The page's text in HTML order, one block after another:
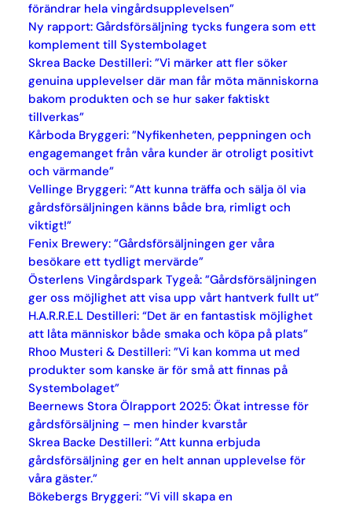
förändrar hela vingårdsupplevelsen”
Ny rapport: Gårdsförsäljning tycks fungera som ett
komplement till Systembolaget
Skrea Backe Destilleri: ”Vi märker att fler söker
genuina upplevelser där man får möta människorna
bakom produkten och se hur saker faktiskt
tillverkas”
Kårboda Bryggeri: ”Nyfikenheten, peppningen och
engagemanget från våra kunder är otroligt positivt
och värmande”
Vellinge Bryggeri: ”Att kunna träffa och sälja öl via
gårdsförsäljningen känns både bra, rimligt och
viktigt!”
Fenix Brewery: ”Gårdsförsäljningen ger våra
besökare ett tydligt mervärde”
Österlens Vingårdspark Tygeå: ”Gårdsförsäljningen
ger oss möjlighet att visa upp vårt hantverk fullt ut”
H.A.R.R.E.L Destilleri: “Det är en fantastisk möjlighet
att låta människor både smaka och köpa på plats”
Rhoo Musteri & Destilleri: ”Vi kan komma ut med
produkter som kanske är för små att finnas på
Systembolaget”
Beernews Stora Ölrapport 2025: Ökat intresse för
gårdsförsäljning – men hinder kvarstår
Skrea Backe Destilleri: ”Att kunna erbjuda
gårdsförsäljning ger en helt annan upplevelse för
våra gäster.”
Bökebergs Bryggeri: ”Vi vill skapa en